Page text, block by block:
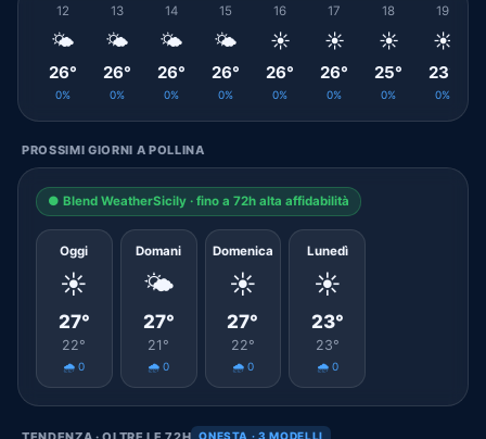
12
🌤️
26°
0%
13
🌤️
26°
0%
14
🌤️
26°
0%
15
🌤️
26°
0%
16
☀️
26°
0%
17
☀️
26°
0%
18
☀️
25°
0%
19
☀️
23°
0%
PROSSIMI GIORNI A POLLINA
● Blend WeatherSicily · fino a 72h alta affidabilità
Oggi
☀️
27°
22°
🌧️ 0
Domani
🌤️
27°
21°
🌧️ 0
Domenica
☀️
27°
22°
🌧️ 0
Lunedì
☀️
23°
23°
🌧️ 0
ONESTA · 3 MODELLI